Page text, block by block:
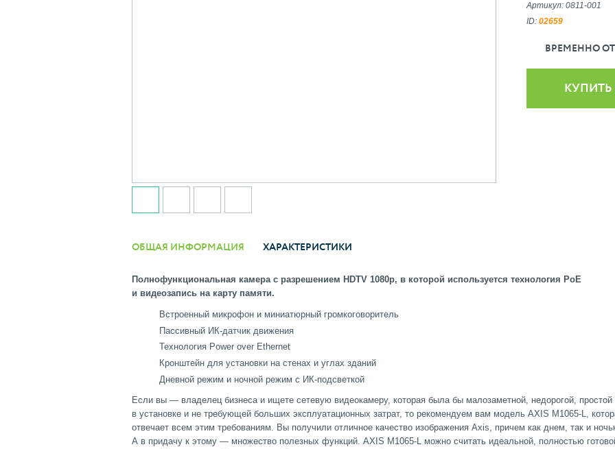
Артикул: 0811-001
ID: 02659
ВРЕМЕННО
КУПИТЬ
ОБЩАЯ ИНФОРМАЦИЯ ХАРАКТЕРИСТИКИ
Полнофункциональная камера с разрешением HDTV 1080p, в которой используется технология PoE
и видеозапись на карту памяти.
Встроенный микрофон и миниатюрный громкоговоритель
Пассивный ИК-датчик движения
Технология Power over Ethernet
Кронштейн для установки на стенах и углах зданий
Дневной режим и ночной режим с ИК-подсветкой
Если вы — владелец бизнеса и ищете сетевую видеокамеру, которая была бы малозаметной, недорогой, простой
в установке и не требующей больших эксплуатационных затрат, то рекомендуем вам модель AXIS M1065-L,
отвечает всем этим требованиям. Вы получили отличное качество изображения Axis, причем как днем, так и
А в придачу к этому — множество полезных функций. AXIS M1065-L можно считать идеальной, полностью